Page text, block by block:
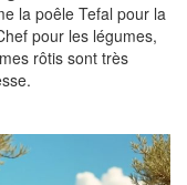
la poêle Tefal pour la
pour les légumes,
rôtis sont très